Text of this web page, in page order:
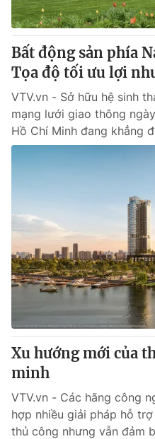
Bất động sản phía
Tọa độ tối ưu lợi
VTV.vn - Sở hữu hệ sinh
mạng lưới giao thông
Hồ Chí Minh đang khẳng
Xu hướng mới của
minh
VTV.vn - Các hãng công
hợp nhiều giải pháp hỗ
thủ công nhưng vẫn đảm